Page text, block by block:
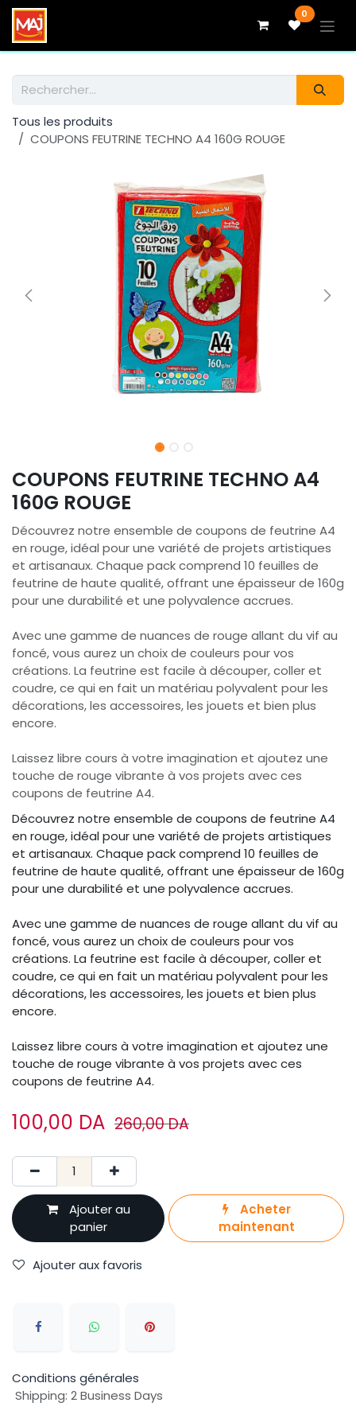
Se rendre au contenu 0
Tous les produits
COUPONS FEUTRINE TECHNO A4 160G ROUGE
COUPONS FEUTRINE TECHNO A4
160G ROUGE
Découvrez notre ensemble de coupons de feutrine A4
en rouge, idéal pour une variété de projets artistiques
et artisanaux. Chaque pack comprend 10 feuilles de
feutrine de haute qualité, offrant une épaisseur de 160g
pour une durabilité et une polyvalence accrues.
Avec une gamme de nuances de rouge allant du vif au
foncé, vous aurez un choix de couleurs pour vos
créations. La feutrine est facile à découper, coller et
coudre, ce qui en fait un matériau polyvalent pour les
décorations, les accessoires, les jouets et bien plus
encore.
Laissez libre cours à votre imagination et ajoutez une
touche de rouge vibrante à vos projets avec ces
coupons de feutrine A4.
Découvrez notre ensemble de coupons de feutrine A4
en rouge, idéal pour une variété de projets artistiques
et artisanaux. Chaque pack comprend 10 feuilles de
feutrine de haute qualité, offrant une épaisseur de 160g
pour une durabilité et une polyvalence accrues.
Avec une gamme de nuances de rouge allant du vif au
foncé, vous aurez un choix de couleurs pour vos
créations. La feutrine est facile à découper, coller et
coudre, ce qui en fait un matériau polyvalent pour les
décorations, les accessoires, les jouets et bien plus
encore.
Laissez libre cours à votre imagination et ajoutez une
touche de rouge vibrante à vos projets avec ces
coupons de feutrine A4.
100,00 DA 260,00DA
Ajouter au
panier
Acheter
maintenant
Ajouter aux favoris
Conditions générales
Shipping: 2 Business Days